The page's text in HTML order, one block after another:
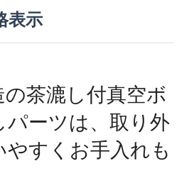
表示
茶漉し付真空ボ
パーツは、取り外
やすくお手入れも